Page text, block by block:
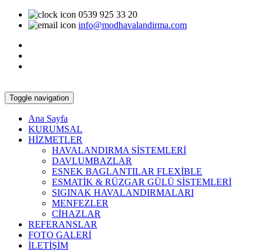
0539 925 33 20
info@modhavalandirma.com
Toggle navigation
Ana Sayfa
KURUMSAL
HİZMETLER
HAVALANDIRMA SİSTEMLERİ
DAVLUMBAZLAR
ESNEK BAGLANTILAR FLEXİBLE
ESMATİK & RÜZGAR GÜLÜ SİSTEMLERİ
SIGINAK HAVALANDIRMALARI
MENFEZLER
CİHAZLAR
REFERANSLAR
FOTO GALERİ
İLETİŞİM